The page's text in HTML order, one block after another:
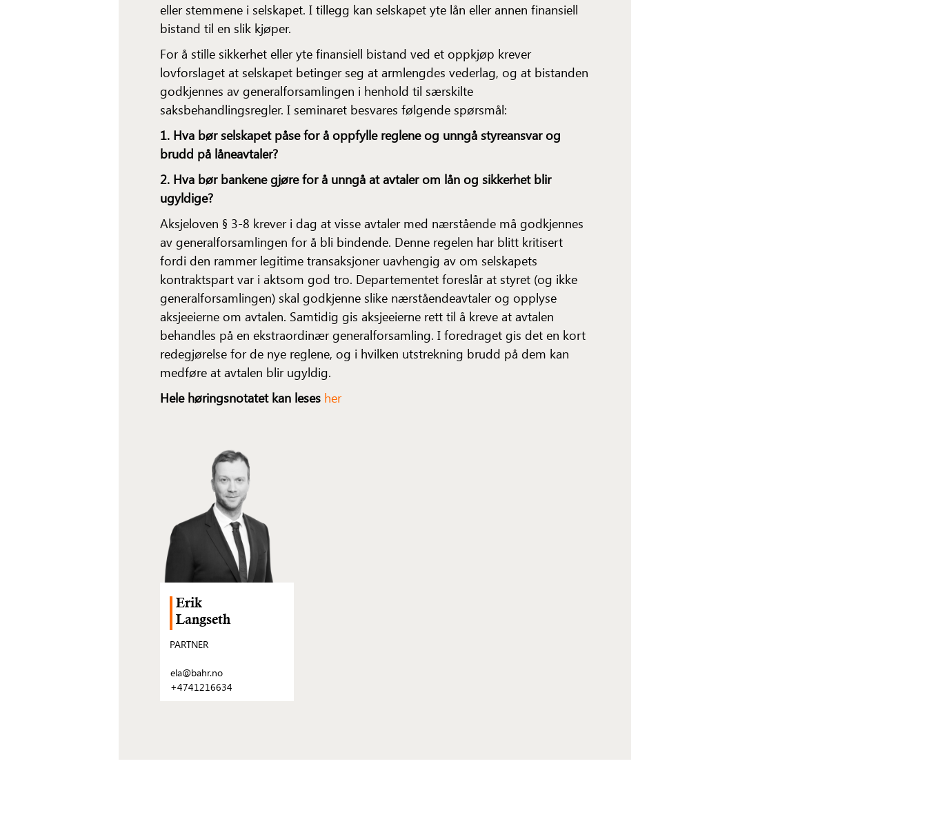
eller stemmene i selskapet. I tillegg kan selskapet yte lån eller annen finansiell
bistand til en slik kjøper.
For å stille sikkerhet eller yte finansiell bistand ved et oppkjøp krever
lovforslaget at selskapet betinger seg at armlengdes vederlag, og at bistanden
godkjennes av generalforsamlingen i henhold til særskilte
saksbehandlingsregler. I seminaret besvares følgende spørsmål:
1. Hva bør selskapet påse for å oppfylle reglene og unngå styreansvar og
brudd på låneavtaler?
2. Hva bør bankene gjøre for å unngå at avtaler om lån og sikkerhet blir
ugyldige?
Aksjeloven § 3-8 krever i dag at visse avtaler med nærstående må godkjennes
av generalforsamlingen for å bli bindende. Denne regelen har blitt kritisert
fordi den rammer legitime transaksjoner uavhengig av om selskapets
kontraktspart var i aktsom god tro. Departementet foreslår at styret (og ikke
generalforsamlingen) skal godkjenne slike nærståendeavtaler og opplyse
aksjeeierne om avtalen. Samtidig gis aksjeeierne rett til å kreve at avtalen
behandles på en ekstraordinær generalforsamling. I foredraget gis det en kort
redegjørelse for de nye reglene, og i hvilken utstrekning brudd på dem kan
medføre at avtalen blir ugyldig.
Hele høringsnotatet kan leses her
Erik
Langseth
PARTNER
ela@bahr.no
+4741216634